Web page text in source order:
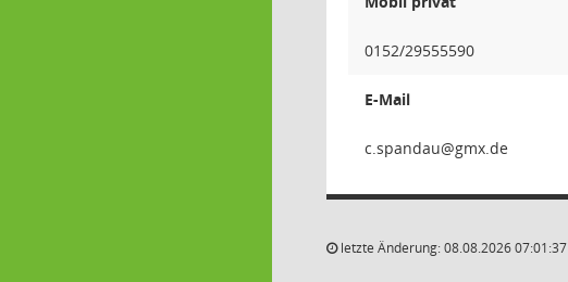
0152/29555590
E-Mail
uadna
letzte Änderung: 08.08.2026 07:01:37